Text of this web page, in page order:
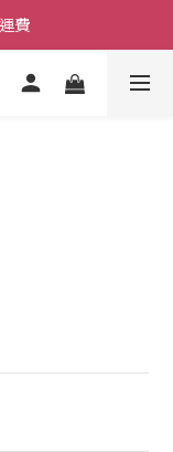
費
費
費